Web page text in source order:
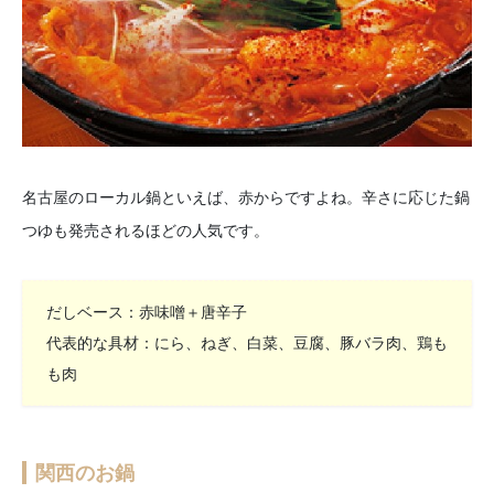
名古屋のローカル鍋といえば、赤からですよね。辛さに応じた鍋
つゆも発売されるほどの人気です。
だしベース：赤味噌＋唐辛子
代表的な具材：にら、ねぎ、白菜、豆腐、豚バラ肉、鶏も
も肉
関西のお鍋